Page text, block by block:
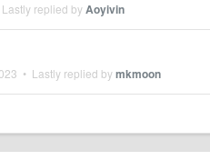
Lastly replied byAoyivin
• Lastly replied bymkmoon